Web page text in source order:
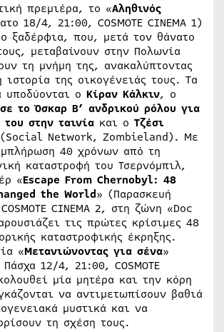
πρεμιέρα, το «Αληθινός
18/4, 21:00, COSMOTE CINEMA 1)
ξαδέρφια, που, μετά τον θάνατο
μεταβαίνουν στην Πολωνία
τη μνήμη της, ανακαλύπτοντας
της οικογένειάς τους. Τα
υποδύονται ο Κίραν Κάλκιν, ο
το Όσκαρ Β’ ανδρικού ρόλου για
στην ταινία και ο Τζέσι
(Social Network, Zombieland). Με
40 χρόνων από τη
καταστροφή του Τσερνόμπιλ,
«Escape From Chernobyl: 48
the World» (Παρασκευή
CINEMA 2, στη ζώνη «Doc
τις πρώτες κρίσιμες 48
καταστροφικής έκρηξης.
«Μετανιώνοντας για σένα»
12/4, 21:00, COSMOTE
μία μητέρα και την κόρη
να αντιμετωπίσουν βαθιά
μυστικά και να
τη σχέση τους.